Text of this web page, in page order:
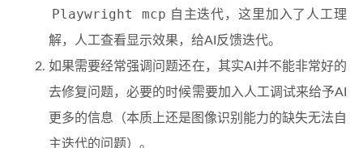
Playwright mcp 自主迭代，这里加入了人工理
解，人工查看显示效果，给AI反馈迭代。
如果需要经常强调问题还在，其实AI并不能非常好的
去修复问题，必要的时候需要加入人工调试来给予AI
更多的信息（本质上还是图像识别能力的缺失无法自
主迭代的问题）。